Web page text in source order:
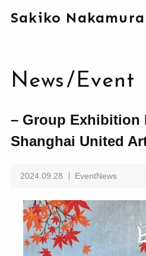
Sakiko Nakamura
News/ Event
– Group Exhibition
Shanghai United
2024.09.28 EventNews